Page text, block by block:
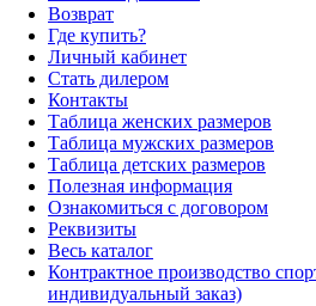
Возврат
Где купить?
Личный кабинет
Стать дилером
Контакты
Таблица женских размеров
Таблица мужских размеров
Таблица детских размеров
Полезная информация
Ознакомиться с договором
Реквизиты
Весь каталог
Контрактное производство
индивидуальный заказ)